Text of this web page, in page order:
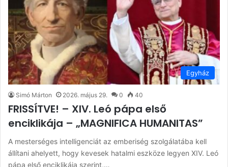
Egyház
Simó Márton 2026. május 29. 0 40
FRISSÍTVE! – XIV. Leó pápa első
enciklikája – „MAGNIFICA HUMANITAS”
A mesterséges intelligenciát az emberiség szolgálatába kell
állítani ahelyett, hogy kevesek hatalmi eszköze legyen XIV. Leó
pápa első enciklikája szerint,…